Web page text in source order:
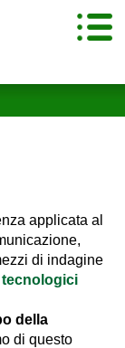
applicata al
di indagine
della
di questo